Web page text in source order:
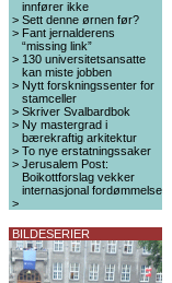
innfører ikke
> Sett denne ørnen før?
> Fant jernalderens
“missing link”
> 130 universitetsansatte
kan miste jobben
> Nytt forskningssenter for
stamceller
> Skriver Svalbardbok
> Ny mastergrad i
bærekraftig arkitektur
> To nye erstatningssaker
> Jerusalem Post:
Boikottforslag vekker
internasjonal fordømmelse
>
BILDESERIER